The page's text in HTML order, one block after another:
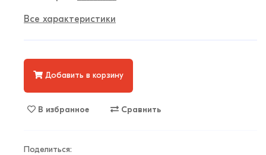
Все характеристики
Добавить в корзину
В избранное Сравнить
Поделиться: